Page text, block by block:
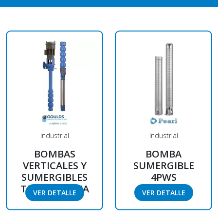
Industrial
BOMBAS
VERTICALES Y
SUMERGIBLES
TIPO TURBINA
VER DETALLE
Industrial
BOMBA
SUMERGIBLE
4PWS
VER DETALLE